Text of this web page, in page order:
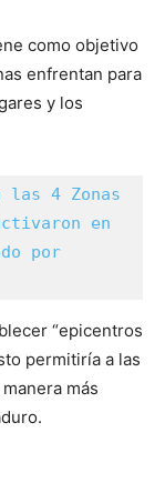
como objetivo
enfrentan para
y los
las 4 Zonas
en
por
“epicentros
permitiría a las
más